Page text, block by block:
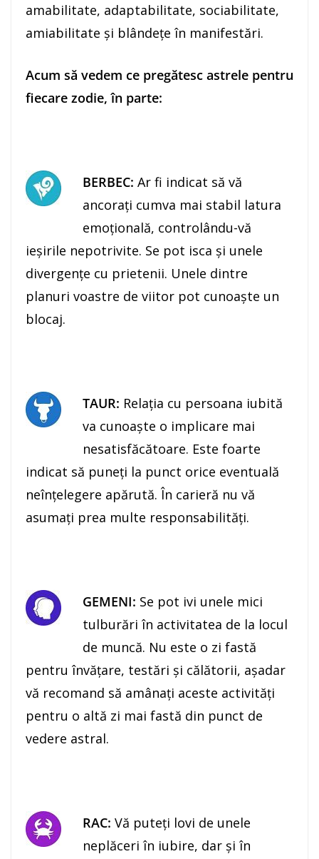
amabilitate, adaptabilitate, sociabilitate,
amiabilitate şi blândeţe în manifestări.
Acum să vedem ce pregătesc astrele pentru
fiecare zodie, în parte:
BERBEC: Ar fi indicat să vă
ancoraţi cumva mai stabil latura
emoţională, controlându-vă
ieşirile nepotrivite. Se pot isca și unele
divergențe cu prietenii. Unele dintre
planuri voastre de viitor pot cunoaşte un
blocaj.
TAUR: Relaţia cu persoana iubită
va cunoaşte o implicare mai
nesatisfăcătoare. Este foarte
indicat să puneţi la punct orice eventuală
neînţelegere apărută. În carieră nu vă
asumaţi prea multe responsabilităţi.
GEMENI: Se pot ivi unele mici
tulburări în activitatea de la locul
de muncă. Nu este o zi fastă
pentru învăţare, testări şi călătorii, aşadar
vă recomand să amânaţi aceste activități
pentru o altă zi mai fastă din punct de
vedere astral.
RAC: Vă puteţi lovi de unele
neplăceri în iubire, dar și în